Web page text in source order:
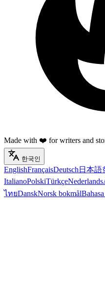
Made with ❤️ for writers and
한국인
EnglishFrançaisDeutsch 日本語
ItalianoPolskiTürkçeNederlands
ไทยDanskNorsk bokmål